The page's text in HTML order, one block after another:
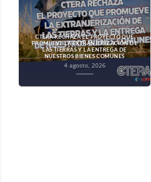
CTERA RECHAZA EL PROYECTO QUE
PROMUEVE LA EXTRANJERIZACIÓN DE
LAS TIERRAS Y LA ENTREGA DE
NUESTROS BIENES COMUNES
4 agosto, 2026